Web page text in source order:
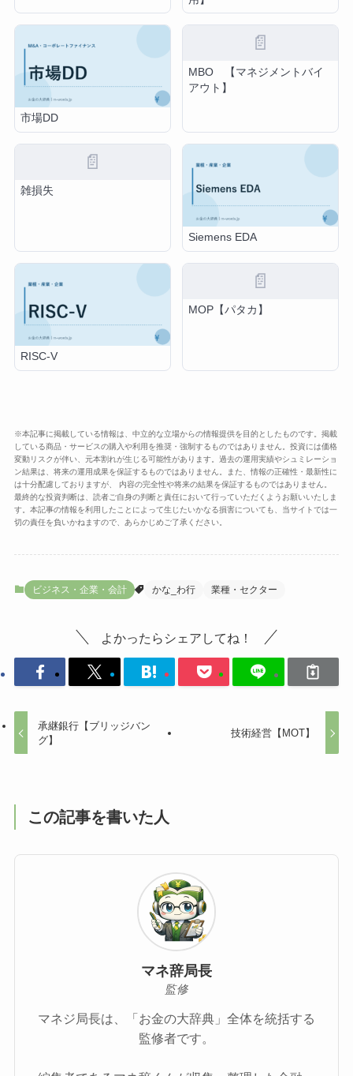
市場DD
📄
MBO 【マネジメントバイ
アウト】
📄
雑損失
Siemens EDA
RISC-V
📄
MOP【パタカ】
※本記事に掲載している情報は、中立的な立場からの情報提供を目的としたものです。掲載
している商品・サービスの購入や利用を推奨・強制するものではありません。投資には価格
変動リスクが伴い、元本割れが生じる可能性があります。過去の運用実績やシュミレーショ
ン結果は、将来の運用成果を保証するものではありません。また、情報の正確性・最新性に
は十分配慮しておりますが、 内容の完全性や将来の結果を保証するものではありません。
最終的な投資判断は、読者ご自身の判断と責任において行っていただくようお願いいたしま
す。本記事の情報を利用したことによって生じたいかなる損害についても、当サイトでは一
切の責任を負いかねますので、あらかじめご了承ください。
ビジネス・企業・会計 かな_わ行 業種・セクター
よかったらシェアしてね！
承継銀行【ブリッジバン
グ】
技術経営【MOT】
この記事を書いた人
マネ辞局長
監修
マネジ局長は、「お金の大辞典」全体を統括する
監修者です。